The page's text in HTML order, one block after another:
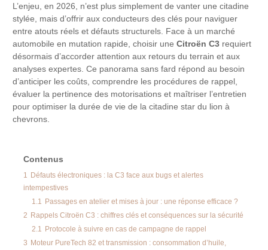
L’enjeu, en 2026, n’est plus simplement de vanter une citadine
stylée, mais d’offrir aux conducteurs des clés pour naviguer
entre atouts réels et défauts structurels. Face à un marché
automobile en mutation rapide, choisir uneCitroën C3 requiert
désormais d’accorder attention aux retours du terrain et aux
analyses expertes. Ce panorama sans fard répond au besoin
d’anticiper les coûts, comprendre les procédures de rappel,
évaluer la pertinence des motorisations et maîtriser l’entretien
pour optimiser la durée de vie de la citadine star du lion à
chevrons.
Contenus
1 Défauts électroniques : la C3 face aux bugs et alertes
intempestives
1.1 Passages en atelier et mises à jour : une réponse efficace ?
2 Rappels Citroën C3 : chiffres clés et conséquences sur la sécurité
2.1 Protocole à suivre en cas de campagne de rappel
3 Moteur PureTech 82 et transmission : consommation d’huile,